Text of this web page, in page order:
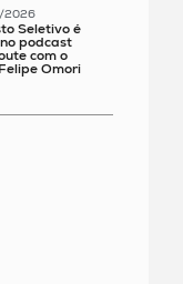
2026
Seletivo é
podcast
com o
Omori